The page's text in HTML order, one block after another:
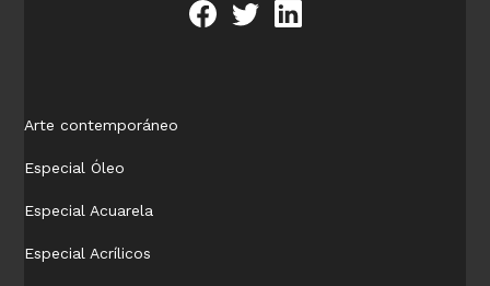
Arte contemporáneo
Especial Óleo
Especial Acuarela
Especial Acrílicos